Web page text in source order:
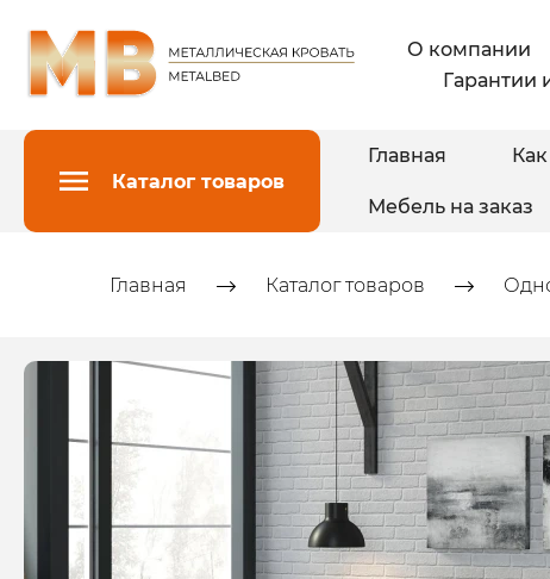
О компании
Гарантии
Каталог товаров
Главная
Мебель на заказ
Главная Каталог товаров